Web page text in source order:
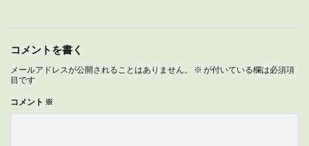
コメントを書く
メールアドレスが公開されることはありません。 ※ が付いている欄は必須項
目です
コメント ※